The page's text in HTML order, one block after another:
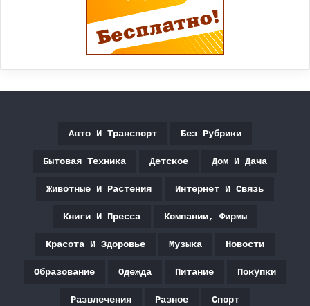
Авто И Транспорт Без Рубрики
Бытовая Техника Детское Дом И Дача
Животные И Растения Интернет И Связь
Книги И Пресса Компании, Фирмы
Красота И Здоровье Музыка Новости
Образование Одежда Питание Покупки
Развлечения Разное Спорт